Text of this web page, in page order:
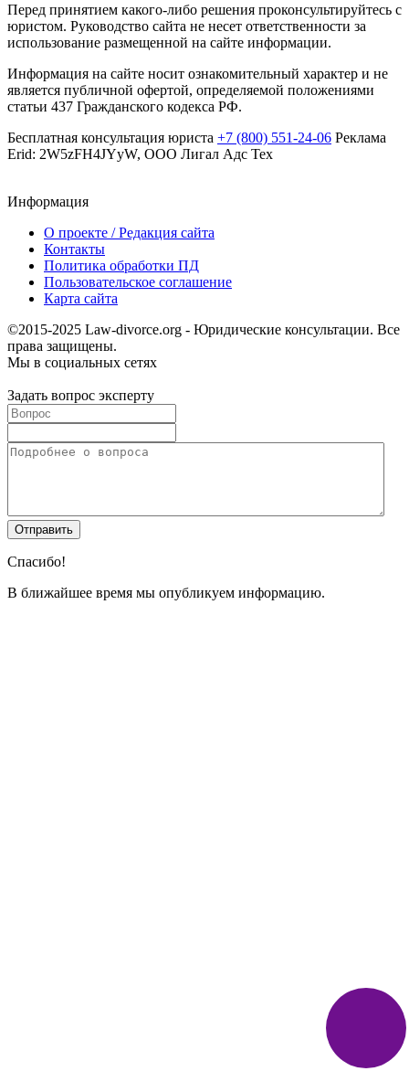
Перед принятием какого-либо решения проконсультируйтесь с
юристом. Руководство сайта не несет ответственности за
использование размещенной на сайте информации.
Информация на сайте носит ознакомительный характер и не
является публичной офертой, определяемой положениями
статьи 437 Гражданского кодекса РФ.
Бесплатная консультация юриста +7 (800) 551-24-06 Реклама
Erid: 2W5zFH4JYyW, ООО Лигал Адс Тех
Информация
О проекте / Редакция сайта
Контакты
Политика обработки ПД
Пользовательское соглашение
Карта сайта
©2015-2025 Law-divorce.org - Юридические консультации. Все
права защищены.
Мы в социальных сетях
Задать вопрос эксперту
Спасибо!
В ближайшее время мы опубликуем информацию.